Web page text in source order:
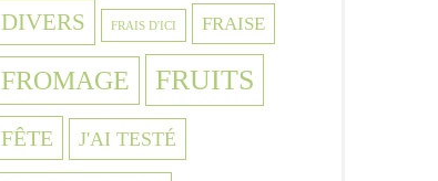
DIVERS FRAIS D'ICI FRAISE
FROMAGE FRUITS
FÊTE J'AI TESTÉ